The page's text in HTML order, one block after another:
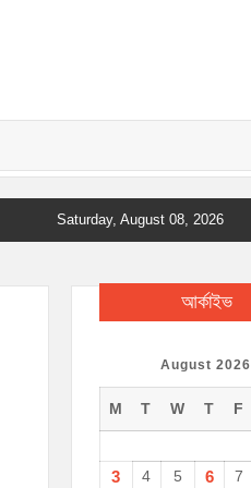
Saturday, August 08, 2026
আর্কাইভ
August 2026
M T W T F
3 4 5 6 7